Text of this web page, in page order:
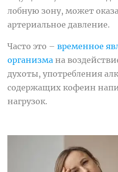
лобную зону, может
артериальное давление.
Часто это – временное
организма на
духоты, употребления
содержащих кофеин
нагрузок.